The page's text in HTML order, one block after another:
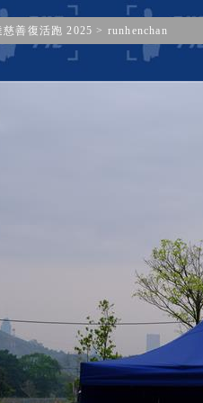
慈善復活跑 2025 > runhenchan